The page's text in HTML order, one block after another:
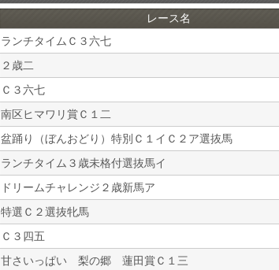
レース名
ランチタイムＣ３六七
２歳二
Ｃ３六七
南区ヒマワリ賞Ｃ１二
盆踊り（ぼんおどり）特別Ｃ１イＣ２ア選抜馬
ランチタイム３歳未格付選抜馬イ
ドリームチャレンジ２歳新馬ア
特選Ｃ２選抜牝馬
Ｃ３四五
甘さいっぱい 梨の郷 蓮田賞Ｃ１三